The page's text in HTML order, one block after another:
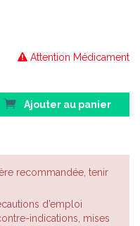
elle a des propriétés
a également des
est
et le pied d'athlète
Attention Médicament
Ajouter au panier
recommandée, tenir
d’emploi
indications, mises